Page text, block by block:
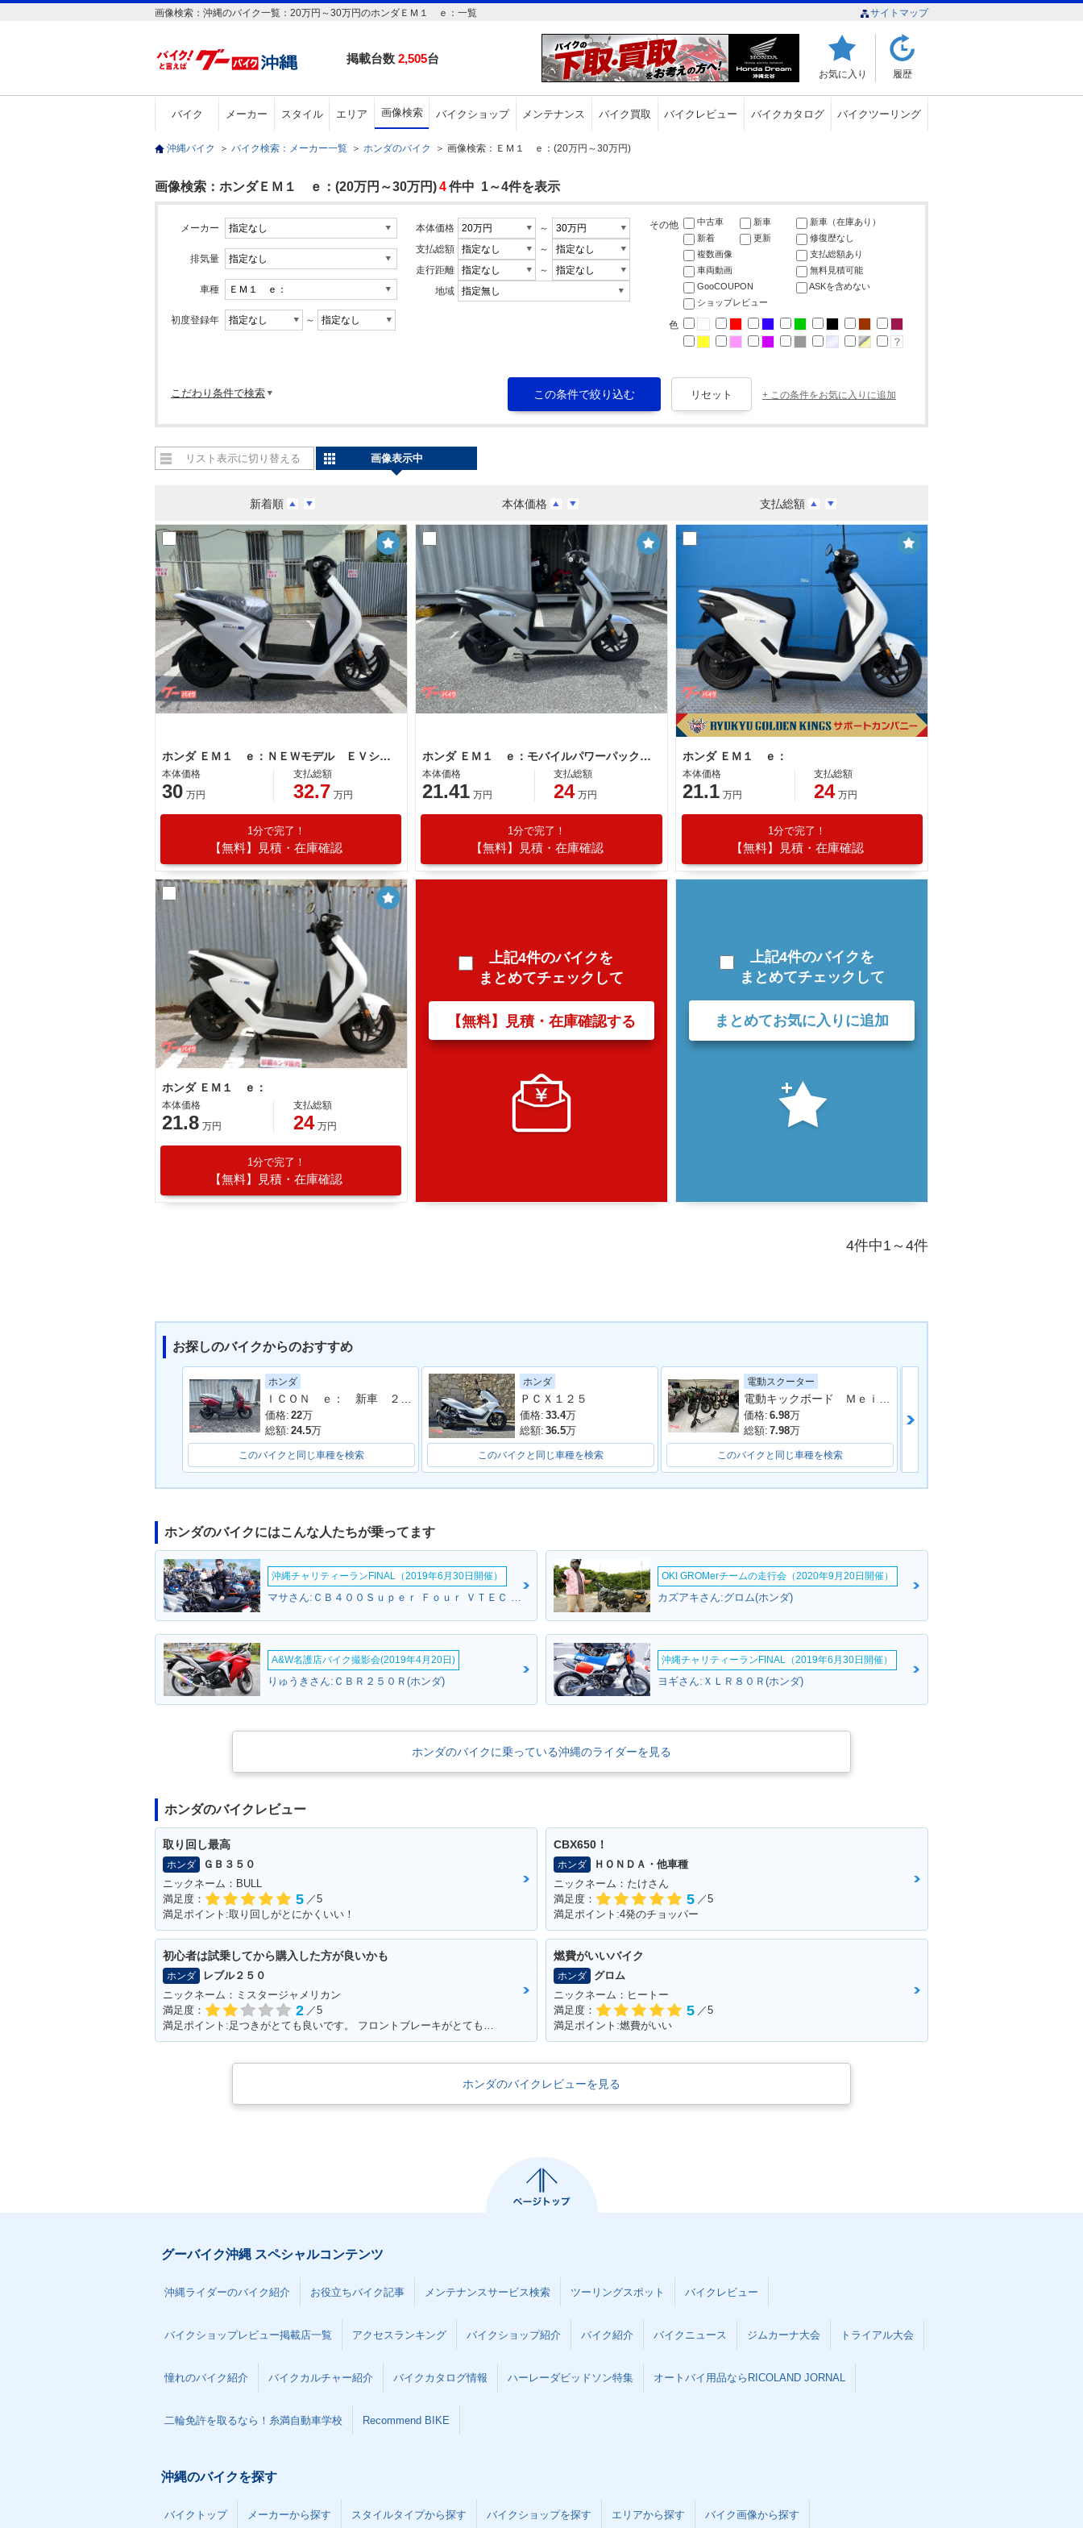
画像検索：沖縄のバイク一覧：20万円～30万円のホンダＥＭ１ ｅ：一覧 サイトマップ
掲載台数 2,505台
お気に入り 履歴
バイク メーカー スタイル エリア 画像検索 バイクショップ メンテナンス バイク買取 バイクレビュー バイクカタログ バイクツーリング
沖縄バイク ＞ バイク検索：メーカー一覧 ＞ ホンダのバイク ＞ 画像検索：ＥＭ１ ｅ：(20万円～30万円)
画像検索：ホンダＥＭ１ ｅ：(20万円～30万円)4件中 1～4件を表示
メーカー
排気量
車種
初度登録年 ～
本体価格
～
支払総額
～
走行距離
～
地域
その他 中古車 新車
新車（在庫あり）
新着
更新
修復歴なし
複数画像
支払総額あり
車両動画
無料見積可能
GooCOUPON
ASKを含めない
ショップレビュー
色
こだわり条件で検索 + この条件をお気に入りに追加
新着順 本体価格 支払総額
リスト表示に切り替える 画像表示中
ホンダ ＥＭ１ ｅ：ＮＥＷモデル ＥＶシステム
本体価格
30 万円
支払総額
32.7 万円
1分で完了！
【無料】見積・在庫確認
ホンダ ＥＭ１ ｅ：モバイルパワーパック：ｅ・パワーパックチャージャー：ｅセット付 フロントディスクブレーキ
本体価格
21.41 万円
支払総額
24 万円
1分で完了！
【無料】見積・在庫確認
ホンダ ＥＭ１ ｅ：
本体価格
21.1 万円
支払総額
24 万円
1分で完了！
【無料】見積・在庫確認
ホンダ ＥＭ１ ｅ：
本体価格
21.8 万円
支払総額
24 万円
1分で完了！
【無料】見積・在庫確認
上記4件のバイクを
まとめてチェックして
【無料】見積・在庫確認する
上記4件のバイクを
まとめてチェックして
まとめてお気に入りに追加
4件中1～4件
お探しのバイクからのおすすめ
ホンダ
価格: 22万
総額: 24.5万
このバイクと同じ車種を検索
ホンダ
ＰＣＸ１２５
価格: 33.4万
総額: 36.5万
このバイクと同じ車種を検索
電動スクーター
価格: 6.98万
総額: 7.98万
このバイクと同じ車種を検索
ホンダのバイクにはこんな人たちが乗ってます
沖縄チャリティーランFINAL（2019年6月30日開催） OKI GROMerチームの走行会（2020年9月20日開催）
カズアキさん:グロム(ホンダ)
A&W名護店バイク撮影会(2019年4月20日)
りゅうきさん:ＣＢＲ２５０Ｒ(ホンダ)
沖縄チャリティーランFINAL（2019年6月30日開催）
ヨギさん:ＸＬＲ８０Ｒ(ホンダ)
ホンダのバイクに乗っている沖縄のライダーを見る
ホンダのバイクレビュー
取り回し最高
ホンダ
ＧＢ３５０
ニックネーム：BULL
満足度：
5 ／5
満足ポイント:取り回しがとにかくいい！
CBX650！
ホンダ
ＨＯＮＤＡ・他車種
ニックネーム：たけさん
満足度：
5 ／5
満足ポイント:4発のチョッパー
初心者は試乗してから購入した方が良いかも
ホンダ
レブル２５０
ニックネーム：ミスタージャメリカン
満足度：
2 ／5
燃費がいいバイク
ホンダ
グロム
ニックネーム：ヒートー
満足度：
5 ／5
満足ポイント:燃費がいい
ホンダのバイクレビューを見る
グーバイク沖縄 スペシャルコンテンツ
沖縄ライダーのバイク紹介 お役立ちバイク記事 メンテナンスサービス検索 ツーリングスポット バイクレビュー
バイクショップレビュー掲載店一覧 アクセスランキング バイクショップ紹介 バイク紹介 バイクニュース ジムカーナ大会 トライアル大会
憧れのバイク紹介 バイクカルチャー紹介 バイクカタログ情報 ハーレーダビッドソン特集 オートバイ用品ならRICOLAND JORNAL
二輪免許を取るなら！糸満自動車学校 Recommend BIKE
沖縄のバイクを探す
バイクトップ メーカーから探す スタイルタイプから探す バイクショップを探す エリアから探す バイク画像から探す